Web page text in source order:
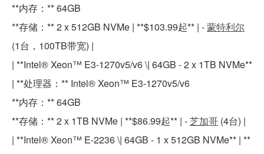
**内存：** 64GB
**存储：** 2 x 512GB NVMe | **$103.99起** | -蒙特利尔
(1台，100TB带宽) |
| **Intel® Xeon™ E3-1270v5/v6 \| 64GB - 2 x 1TB NVMe**
| **处理器：** Intel® Xeon™ E3-1270v5/v6
**内存：** 64GB
**存储：** 2 x 1TB NVMe | **$86.99起** | -芝加哥 (4台) |
| **Intel® Xeon™ E-2236 \| 64GB - 1 x 512GB NVMe** | **